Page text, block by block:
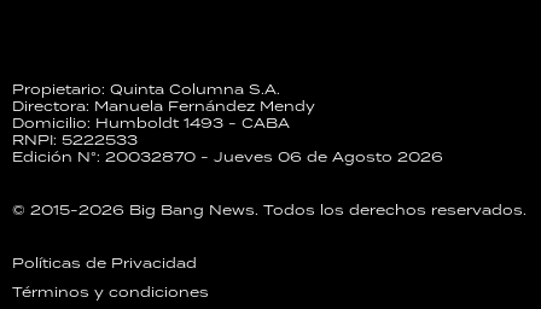
Propietario: Quinta Columna S.A.
Directora: Manuela Fernández Mendy
Domicilio: Humboldt 1493 - CABA
RNPI: 5222533
Edición N°: 20032870 - Jueves 06 de Agosto 2026
© 2015-2026 Big Bang News. Todos los derechos reservados.
Políticas de Privacidad
Términos y condiciones